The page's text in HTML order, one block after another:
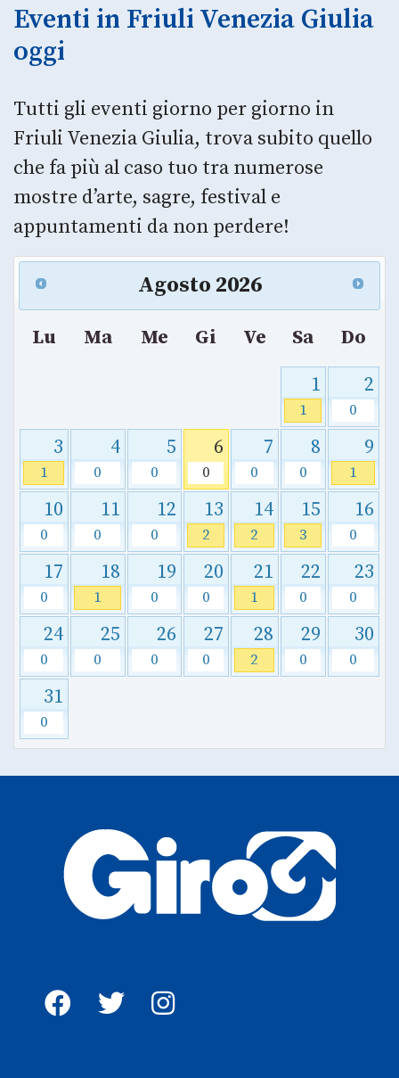
Eventi in Friuli Venezia Giulia
oggi
Tutti gli eventi giorno per giorno in
Friuli Venezia Giulia, trova subito quello
che fa più al caso tuo tra numerose
mostre d’arte, sagre, festival e
appuntamenti da non perdere!
Agosto 2026
Lu Ma Me Gi Ve Sa
Do
1
1
2
0
3
1
4
0
5
0
6
0
7
0
8
0
9
1
10
0
11
0
12
0
13
2
14
2
15
3
16
0
17
0
18
1
19
0
20
0
21
1
22
0
23
0
24
0
25
0
26
0
27
0
28
2
29
0
30
0
31
0